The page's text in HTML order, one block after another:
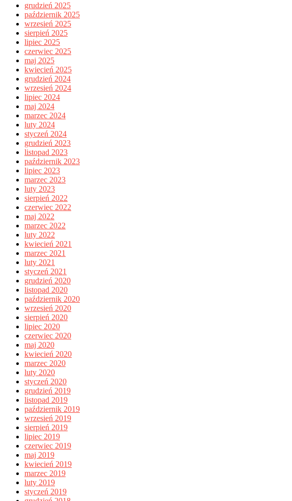
grudzień 2025
październik 2025
wrzesień 2025
sierpień 2025
lipiec 2025
czerwiec 2025
maj 2025
kwiecień 2025
grudzień 2024
wrzesień 2024
lipiec 2024
maj 2024
marzec 2024
luty 2024
styczeń 2024
grudzień 2023
listopad 2023
październik 2023
lipiec 2023
marzec 2023
luty 2023
sierpień 2022
czerwiec 2022
maj 2022
marzec 2022
luty 2022
kwiecień 2021
marzec 2021
luty 2021
styczeń 2021
grudzień 2020
listopad 2020
październik 2020
wrzesień 2020
sierpień 2020
lipiec 2020
czerwiec 2020
maj 2020
kwiecień 2020
marzec 2020
luty 2020
styczeń 2020
grudzień 2019
listopad 2019
październik 2019
wrzesień 2019
sierpień 2019
lipiec 2019
czerwiec 2019
maj 2019
kwiecień 2019
marzec 2019
luty 2019
styczeń 2019